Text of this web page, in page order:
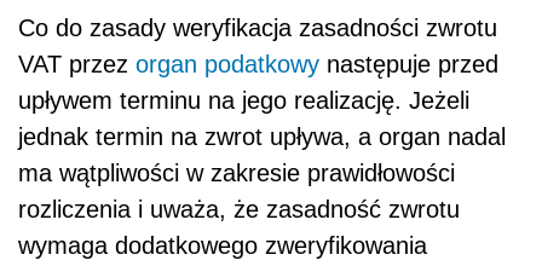
Co do zasady weryfikacja zasadności zwrotu
VAT przez organ podatkowy następuje przed
upływem terminu na jego realizację. Jeżeli
jednak termin na zwrot upływa, a organ nadal
ma wątpliwości w zakresie prawidłowości
rozliczenia i uważa, że zasadność zwrotu
wymaga dodatkowego zweryfikowania